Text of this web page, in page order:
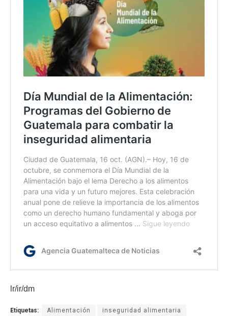
lr/ir/dm
Etiquetas: Alimentación inseguridad alimentaria